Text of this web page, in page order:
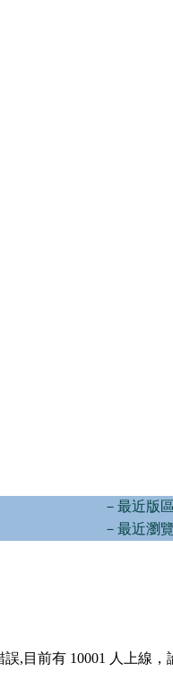
－最近版
－最近瀏
誤,目前有 10001 人上線